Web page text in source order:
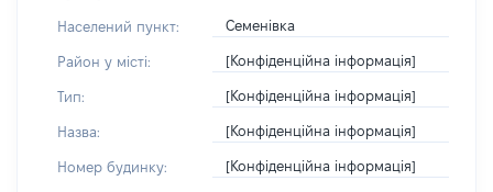
Населений пункт: Семенівка
Район у місті: [Конфіденційна інформація]
Тип: [Конфіденційна інформація]
Назва: [Конфіденційна інформація]
Номер будинку: [Конфіденційна інформація]